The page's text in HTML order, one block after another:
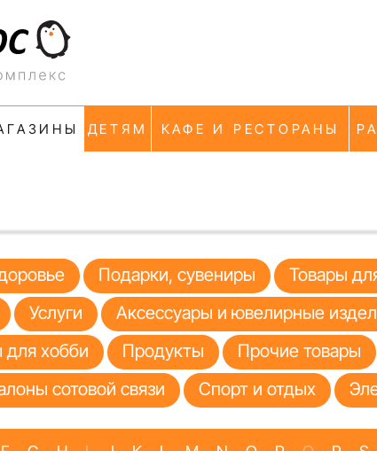
ДЕТЯМ КАФЕ И РЕСТОРАНЫ
Подарки, сувениры Товары
Услуги Аксессуары и ювелирные
для хобби Продукты Прочие товары
сотовой связи Спорт и отдых